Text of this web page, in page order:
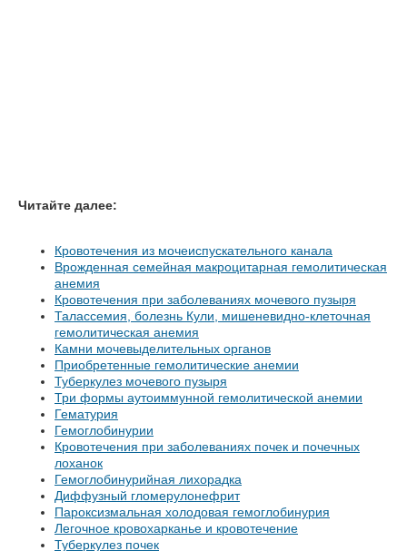
Читайте далее:
Кровотечения из мочеиспускательного канала
Врожденная семейная макроцитарная гемолитическая
анемия
Кровотечения при заболеваниях мочевого пузыря
Талассемия, болезнь Кули, мишеневидно-клеточная
гемолитическая анемия
Камни мочевыделительных органов
Приобретенные гемолитические анемии
Туберкулез мочевого пузыря
Три формы аутоиммунной гемолитической анемии
Гематурия
Гемоглобинурии
Кровотечения при заболеваниях почек и почечных
лоханок
Гемоглобинурийная лихорадка
Диффузный гломерулонефрит
Пароксизмальная холодовая гемоглобинурия
Легочное кровохарканье и кровотечение
Туберкулез почек